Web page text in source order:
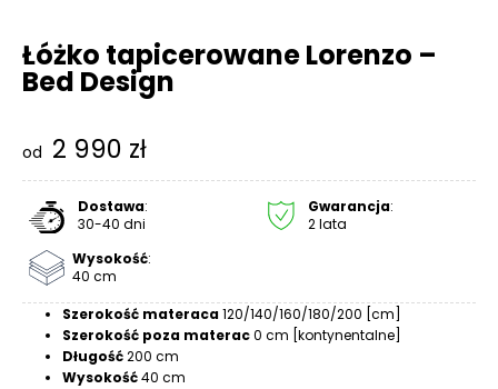
1
0
7
M
A
Łóżko tapicerowane Lorenzo –
Bed Design
od 2 990 zł
Dostawa:
30-40 dni
Gwarancja:
2 lata
Wysokość:
40 cm
Szerokość materaca120/140/160/180/200 [cm]
Szerokość poza materac0 cm [kontynentalne]
Długość200 cm
Wysokość40 cm